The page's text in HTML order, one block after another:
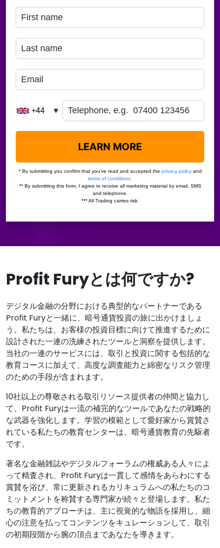
Profit Furyとは何ですか?
デジタル金融の分野における典型的なパートナーである
Profit Furyと一緒に、暗号通貨投資の旅に出かけましょ
う。私たちは、お客様の投資目標に向けて推進するために
設計された一連の洗練されたツールと洞察を提供します。
当社の一連のサービスには、取引と投資に関する包括的な
教育コースに加えて、高度な調査能力と綿密なリスク管理
のための手段が含まれます。
10社以上の尊敬される取引リソース提供者の仲間と協力し
て、Profit Furyは一流の補完的なツールであなたの戦略的
な武器を強化します。学習の模範として愛好家から賞賛さ
れている私たちの教育センターは、暗号通貨教育の先駆者
です。
著名な金融雑誌やデジタルフォーラムの権威ある人々によ
って精査され、Profit Furyは一貫して感情をあらわにする
賞賛を浴び、常に更新されるカリキュラムへの私たちのコ
ミットメントを称賛する専門家が続々と登場します。私た
ちの教育的アプローチは、主に視覚的な物語を採用し、細
心の注意を払ってコンテンツをキュレーションして、取引
の初期段階から腕の頂点まであなたを導きます。